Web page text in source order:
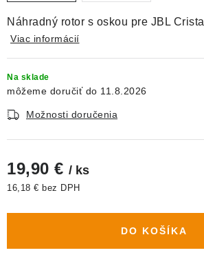
Náhradný rotor s oskou pre JBL
Viac informácií
Na sklade
11.8.2026
Možnosti doručenia
19,90 € / ks
16,18 € bez DPH
DO KOŠÍKA